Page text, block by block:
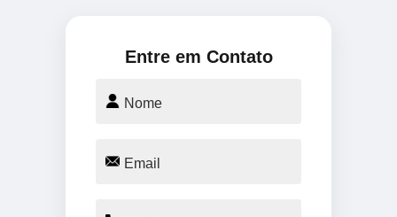
Entre em Contato